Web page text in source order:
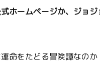
ホームページか、ジョ
命をたどる冒険譚なの